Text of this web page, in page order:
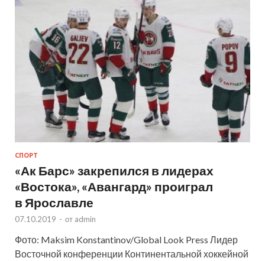
СПОРТ
«Ак Барс» закрепился в лидерах
«Востока», «Авангард» проиграл
в Ярославле
07.10.2019 - от admin
Фото: Maksim Konstantinov/Global Look Press Лидер
Восточной конференции Континентальной хоккейной